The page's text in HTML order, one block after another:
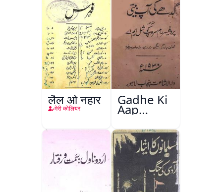
लैल ओ नहार
मेरी कोलियर
Gadhe Ki
Aap
Beetee